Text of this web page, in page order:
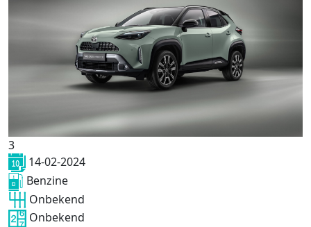
3
14-02-2024
Benzine
Onbekend
Onbekend